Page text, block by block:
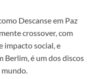
Descanse em Paz
crossover, com
impacto social, e
Berlim, é um dos discos
mundo.